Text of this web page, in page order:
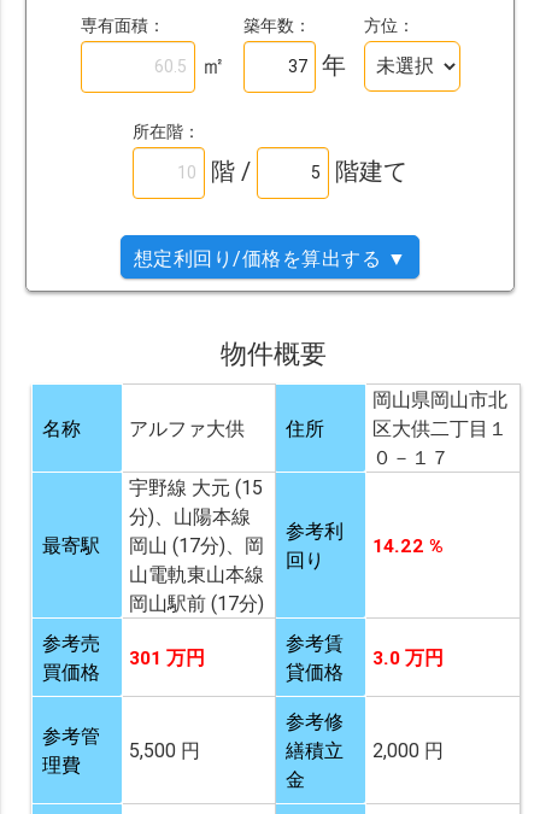
専有面積：
㎡
築年数：
年
方位：
所在階：
階 / 階建て
想定利回り/価格を算出する ▼
物件概要
名称 アルファ大供 住所
岡山県岡山市北
区大供二丁目１
０－１７
最寄駅
宇野線 大元 (15
分)、山陽本線
岡山 (17分)、岡
山電軌東山本線
岡山駅前 (17分)
参考利
回り
14.22 %
参考売
買価格
301 万円
参考賃
貸価格
3.0 万円
参考管
理費
5,500 円
参考修
繕積立
金
2,000 円